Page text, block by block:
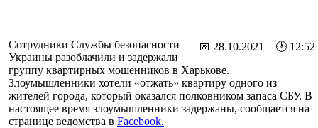
📅 28.10.2021 🕐 12:52
Сотрудники Службы безопасности
Украины разоблачили и задержали
группу квартирных мошенников в Харькове.
Злоумышленники хотели «отжать» квартиру одного из
жителей города, который оказался полковником запаса СБУ. В
настоящее время злоумышленники задержаны, сообщается на
странице ведомства в Facebook.